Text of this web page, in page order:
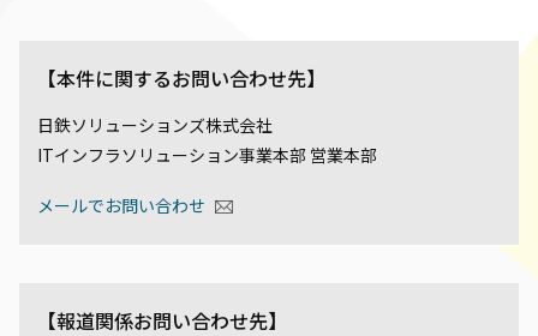
【本件に関するお問い合わせ先】
日鉄ソリューションズ株式会社
ITインフラソリューション事業本部 営業本部
メールでお問い合わせ
【報道関係お問い合わせ先】